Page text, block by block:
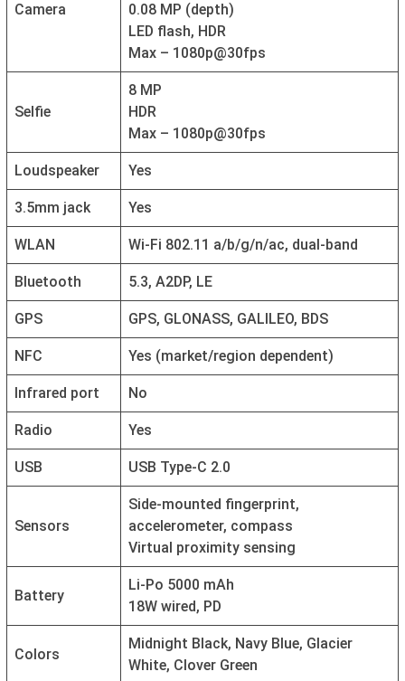
Camera
0.08 MP (depth)
LED flash, HDR
Max – 1080p@30fps
Selfie
8 MP
HDR
Max – 1080p@30fps
Loudspeaker Yes
3.5mm jack Yes
WLAN Wi-Fi 802.11 a/b/g/n/ac, dual-band
Bluetooth 5.3, A2DP, LE
GPS GPS, GLONASS, GALILEO, BDS
NFC Yes (market/region dependent)
Infrared port No
Radio Yes
USB USB Type-C 2.0
Sensors
Side-mounted fingerprint,
accelerometer, compass
Virtual proximity sensing
Battery
Li-Po 5000 mAh
18W wired, PD
Colors
Midnight Black, Navy Blue, Glacier
White, Clover Green